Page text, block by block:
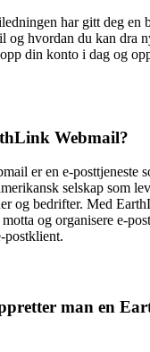
har gitt deg en
og hvordan du kan dra
din konto i dag og
Webmail?
er en e-posttjeneste
selskap som
og bedrifter. Med
og organisere e-
postklient.
man en